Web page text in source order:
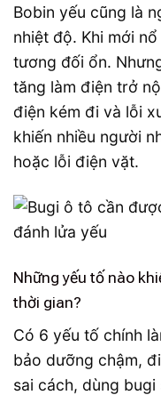
Bobin yếu cũng là
nhiệt độ. Khi mới
tương đối ổn.
tăng làm điện trở
điện kém đi và lỗi
khiến nhiều người
hoặc lỗi điện vặt.
Những yếu tố nào
thời gian?
Có 6 yếu tố chính
bảo dưỡng chậm,
sai cách, dùng